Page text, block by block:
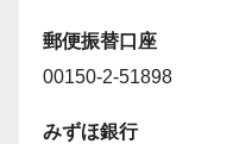
郵便振替口座
00150-2-51898
みずほ銀行